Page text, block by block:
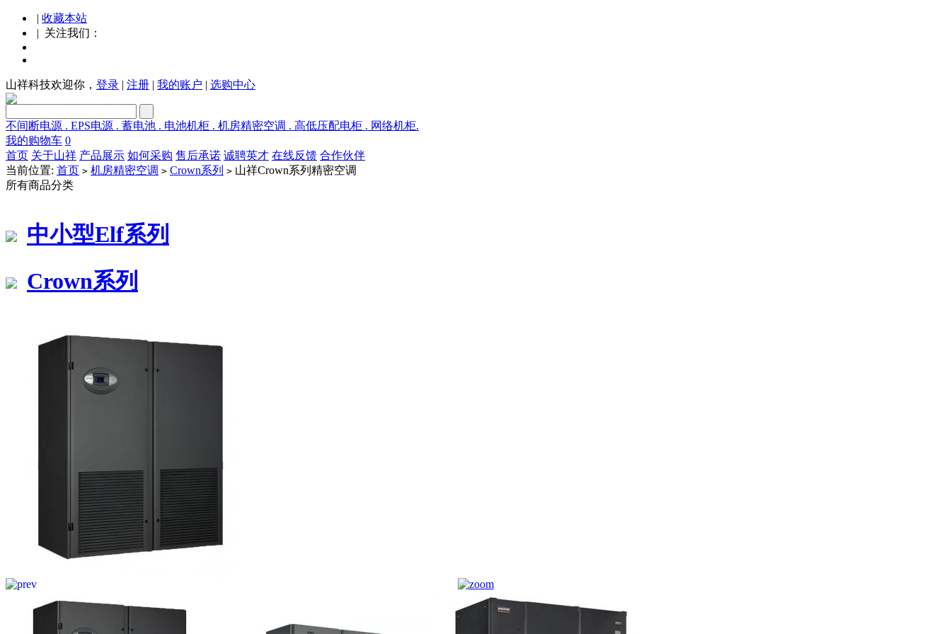
| 收藏本站
| 关注我们：
山祥科技欢迎你， 登录 | 注册 | 我的账户 | 选购中心
不间断电源 . EPS电源 . 蓄电池 . 电池机柜 . 机房精密空调 . 高低压配电柜 . 网络机柜.
我的购物车 0
首页 关于山祥 产品展示 如何采购 售后承诺 诚聘英才 在线反馈 合作伙伴
当前位置: 首页 > 机房精密空调 > Crown系列 > 山祥Crown系列精密空调
所有商品分类
中小型Elf系列
Crown系列